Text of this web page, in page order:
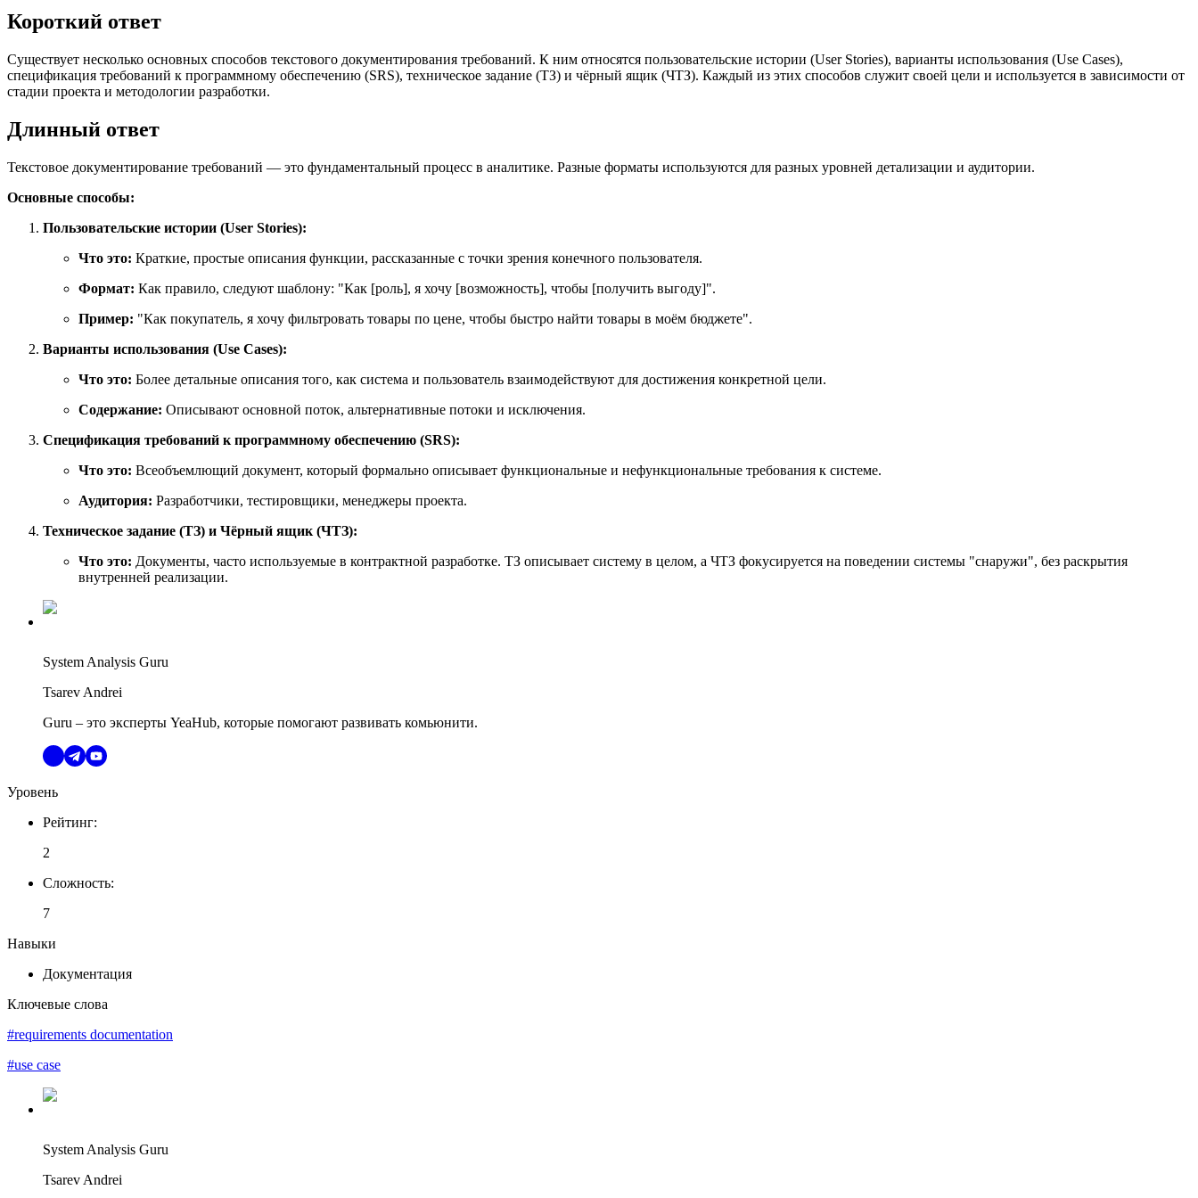
Короткий ответ
Существует несколько основных способов текстового документирования требований. К ним относятся пользовательские истории (User Stories), варианты использования (Use Cases),
спецификация требований к программному обеспечению (SRS), техническое задание (ТЗ) и чёрный ящик (ЧТЗ). Каждый из этих способов служит своей цели и используется в зависимости от
стадии проекта и методологии разработки.
Длинный ответ
Текстовое документирование требований — это фундаментальный процесс в аналитике. Разные форматы используются для разных уровней детализации и аудитории.
Основные способы:
Пользовательские истории (User Stories):
Что это: Краткие, простые описания функции, рассказанные с точки зрения конечного пользователя.
Формат: Как правило, следуют шаблону: "Как [роль], я хочу [возможность], чтобы [получить выгоду]".
Пример: "Как покупатель, я хочу фильтровать товары по цене, чтобы быстро найти товары в моём бюджете".
Варианты использования (Use Cases):
Что это: Более детальные описания того, как система и пользователь взаимодействуют для достижения конкретной цели.
Содержание: Описывают основной поток, альтернативные потоки и исключения.
Спецификация требований к программному обеспечению (SRS):
Что это: Всеобъемлющий документ, который формально описывает функциональные и нефункциональные требования к системе.
Аудитория: Разработчики, тестировщики, менеджеры проекта.
Техническое задание (ТЗ) и Чёрный ящик (ЧТЗ):
Что это: Документы, часто используемые в контрактной разработке. ТЗ описывает систему в целом, а ЧТЗ фокусируется на поведении системы "снаружи", без раскрытия
внутренней реализации.
System Analysis Guru
Tsarev Andrei
Guru – это эксперты YeaHub, которые помогают развивать комьюнити.
Уровень
Рейтинг:
2
Сложность:
7
Навыки
Документация
Ключевые слова
#requirements documentation
#use case
System Analysis Guru
Tsarev Andrei